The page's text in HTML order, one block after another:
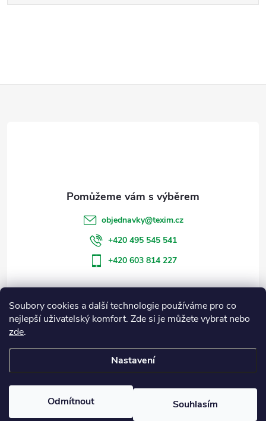
Soubory cookies a další technologie používáme pro co
nejlepší uživatelský komfort. Zde si je můžete vybrat nebo
zde.
Nastavení
Odmítnout Souhlasím
Informace pro vás
Blog
objednavky@texim.cz
+420 495 545 541
+420 603 814 227
Eshop Texim. Všechna práva vyhrazena.